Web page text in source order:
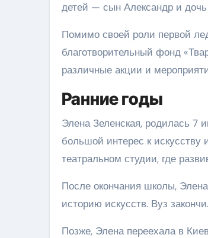
детей — сын Александр и
Помимо своей роли первой
благотворительный фонд
различные акции и
Ранние годы
Элена Зеленская, родилась 7
большой интерес к
театральном студии, где
После окончания школы,
историю искусств. Вуз
Позже, Элена переехала в